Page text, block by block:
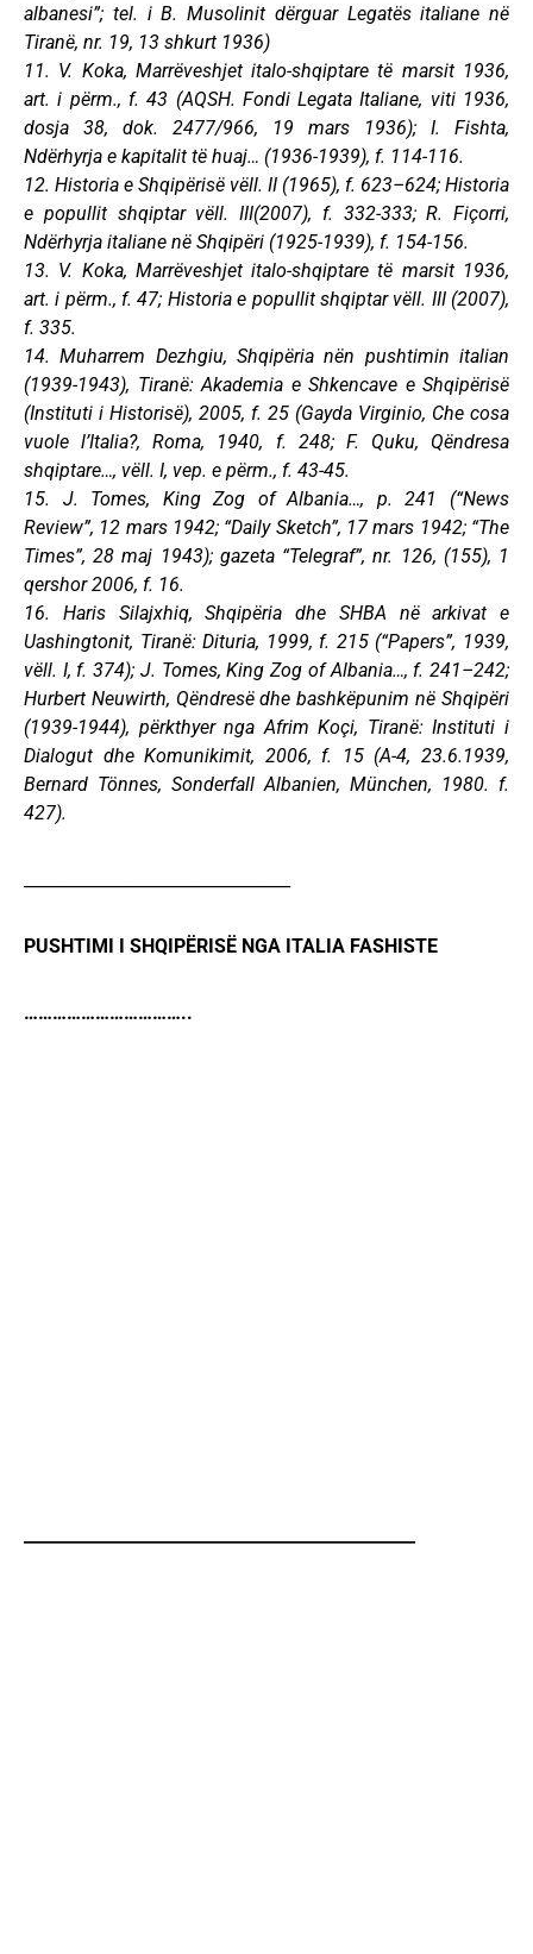
albanesi”; tel. i B. Musolinit dërguar Legatës italiane në
Tiranë, nr. 19, 13 shkurt 1936)
11. V. Koka, Marrëveshjet italo-shqiptare të marsit 1936,
art. i përm., f. 43 (AQSH. Fondi Legata Italiane, viti 1936,
dosja 38, dok. 2477/966, 19 mars 1936); I. Fishta,
Ndërhyrja e kapitalit të huaj… (1936-1939), f. 114-116.
12. Historia e Shqipërisë vëll. II (1965), f. 623–624; Historia
e popullit shqiptar vëll. III(2007), f. 332-333; R. Fiçorri,
Ndërhyrja italiane në Shqipëri (1925-1939), f. 154-156.
13. V. Koka, Marrëveshjet italo-shqiptare të marsit 1936,
art. i përm., f. 47; Historia e popullit shqiptar vëll. III (2007),
f. 335.
14. Muharrem Dezhgiu, Shqipëria nën pushtimin italian
(1939-1943), Tiranë: Akademia e Shkencave e Shqipërisë
(Instituti i Historisë), 2005, f. 25 (Gayda Virginio, Che cosa
vuole l’Italia?, Roma, 1940, f. 248; F. Quku, Qëndresa
shqiptare…, vëll. I, vep. e përm., f. 43-45.
15. J. Tomes, King Zog of Albania…, p. 241 (“News
Review”, 12 mars 1942; “Daily Sketch”, 17 mars 1942; “The
Times”, 28 maj 1943); gazeta “Telegraf”, nr. 126, (155), 1
qershor 2006, f. 16.
16. Haris Silajxhiq, Shqipëria dhe SHBA në arkivat e
Uashingtonit, Tiranë: Dituria, 1999, f. 215 (“Papers”, 1939,
vëll. I, f. 374); J. Tomes, King Zog of Albania…, f. 241–242;
Hurbert Neuwirth, Qëndresë dhe bashkëpunim në Shqipëri
(1939-1944), përkthyer nga Afrim Koçi, Tiranë: Instituti i
Dialogut dhe Komunikimit, 2006, f. 15 (A-4, 23.6.1939,
Bernard Tönnes, Sonderfall Albanien, München, 1980. f.
427).
PUSHTIMI I SHQIPËRISË NGA ITALIA FASHISTE
……………………………..